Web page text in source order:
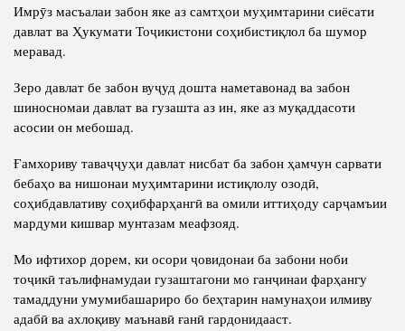
Имрӯз масъалаи забон яке аз самтҳои муҳимтарини сиёсати
давлат ва Ҳукумати Тоҷикистони соҳибистиқлол ба шумор
меравад.
Зеро давлат бе забон вуҷуд дошта наметавонад ва забон
шиносномаи давлат ва гузашта аз ин, яке аз муқаддасоти
асосии он мебошад.
Ғамхориву таваҷҷуҳи давлат нисбат ба забон ҳамчун сарвати
бебаҳо ва нишонаи муҳимтарини истиқлолу озодӣ,
соҳибдавлативу соҳибфарҳангӣ ва омили иттиҳоду сарҷамъии
мардуми кишвар мунтазам меафзояд.
Мо ифтихор дорем, ки осори ҷовидонаи ба забони ноби
тоҷикӣ таълифнамудаи гузаштагони мо ганҷинаи фарҳангу
тамаддуни умумибашариро бо беҳтарин намунаҳои илмиву
адабӣ ва ахлоқиву маънавӣ ғанӣ гардонидааст.